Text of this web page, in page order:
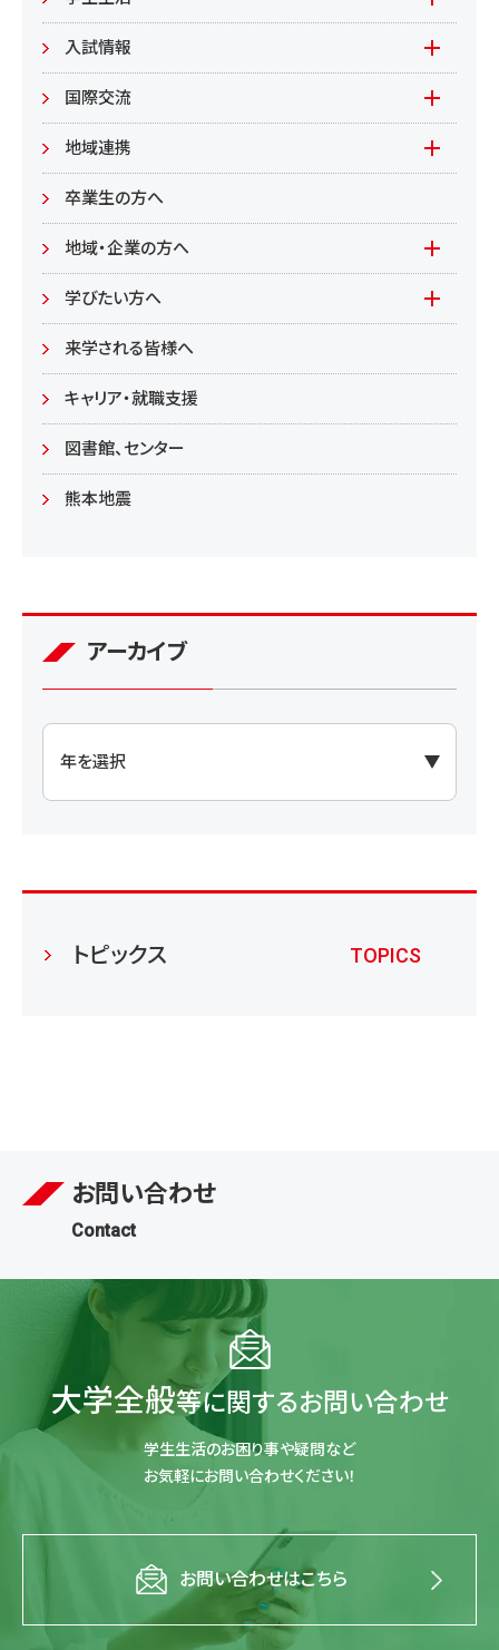
環境資源
居住環境
食健康
教育/学部・大学院
地域連携型学生研究(旧学生GP)
もやいすと育成プログラム
在学生の方へ
入試情報
入試情報(学部)
入試情報(大学院)
国際交流
Global Lounge
地域連携
公開講座
卒業生の方へ
地域・企業の方へ
学びたい方へ(生涯学習)
学びたい方へ
学部
大学院
来学される皆様へ
キャリア・就職支援
図書館、センター
熊本地震
アーカイブ
トピックス TOPICS
お問い合わせ
Contact
大学全般等に関するお問い合わせ
学生生活のお困り事や疑問など
お気軽にお問い合わせください！
お問い合わせはこちら